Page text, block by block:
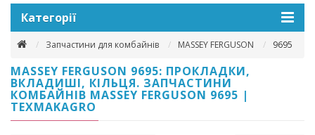
Категорії
Запчастини для комбайнів MASSEY FERGUSON 9695
MASSEY FERGUSON 9695: ПРОКЛАДКИ,
ВКЛАДИШІ, КІЛЬЦЯ. ЗАПЧАСТИНИ
КОМБАЙНІВ MASSEY FERGUSON 9695 |
TEXMAKAGRO